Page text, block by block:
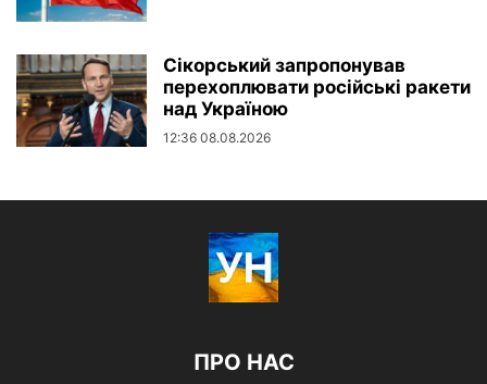
Сікорський запропонував
перехоплювати російські ракети
над Україною
12:36 08.08.2026
ПРО НАС